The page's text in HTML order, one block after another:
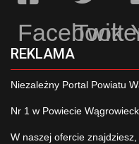
Facebook
REKLAMA
Niezależny Portal Powiatu
Nr 1 w Powiecie
W naszej ofercie